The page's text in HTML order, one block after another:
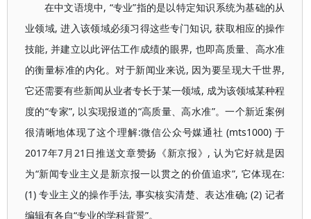
在中文语境中, “专业”指的是以特定知识系统为基础的从
业领域, 进入该领域必须习得这些专门知识, 获取相应的操作
技能, 并建立以此评估工作成绩的眼界, 也即高质量、高水准
的衡量标准的内化。对于新闻业来说, 因为要呈现大千世界,
它还需要有些新闻从业者专长于某一领域, 成为该领域某种程
度的“专家”, 以实现报道的“高质量、高水准”。一个新近案例
很清晰地体现了这个理解:微信公众号媒通社 (mts1000) 于
2017年7月21日推送文章赞扬《新京报》, 认为它好就是因
为“新闻专业主义是新京报一以贯之的价值追求”, 它体现在:
(1) 专业主义的操作手法, 事实核实清楚、表达准确; (2) 记者
编辑有各自“专业的学科背景”。